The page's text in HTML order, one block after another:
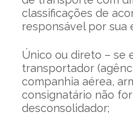
classificações de
responsável por sua
Único ou direto – se
transportador
companhia aérea,
consignatário não
desconsolidador;